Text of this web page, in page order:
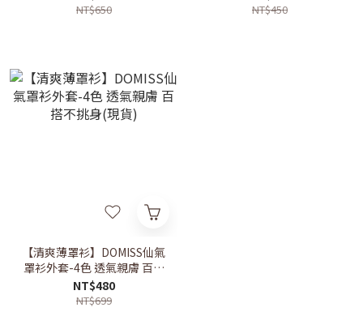
NT$650 NT$450
【清爽薄罩衫】DOMISS仙氣
罩衫外套-4色 透氣親膚 百搭
不挑身(現貨)
NT$480
NT$699